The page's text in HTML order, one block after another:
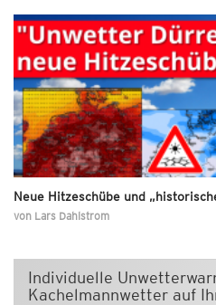
Neue Hitzeschübe und
von Lars Dahlstrom
Individuelle
Kachelmannwetter auf